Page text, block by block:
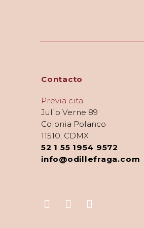
Contacto
Previa cita
Julio Verne 89
Colonia Polanco
11510, CDMX
52 1 55 1954 9572
info@odillefraga.com